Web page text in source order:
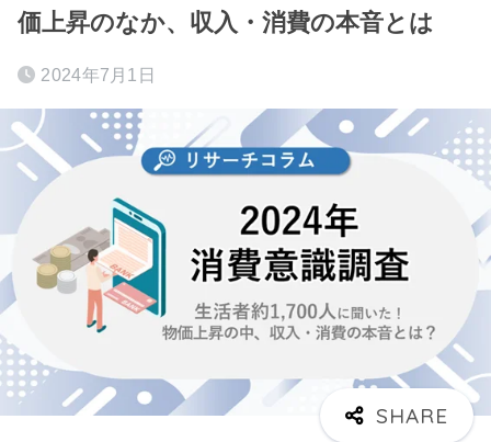
価上昇のなか、収入・消費の本音とは
2024年7月1日